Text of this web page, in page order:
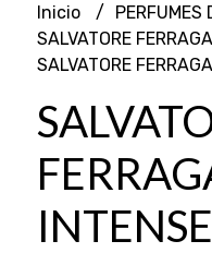
Inicio
PERFUMES
SALVATORE
SALVATORE